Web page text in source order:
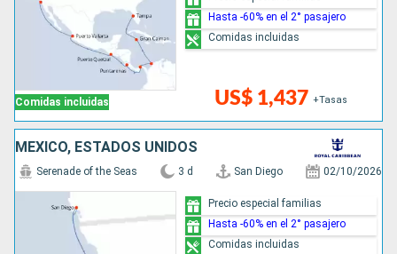
Comidas incluidas US$ 1,437 +Tasas
Hasta -60% en el 2° pasajero
Comidas incluidas
MÉXICO, ESTADOS UNIDOS
Serenade of the Seas 3 d San Diego 02/10/2026
Precio especial familias
Hasta -60% en el 2° pasajero
Comidas incluidas